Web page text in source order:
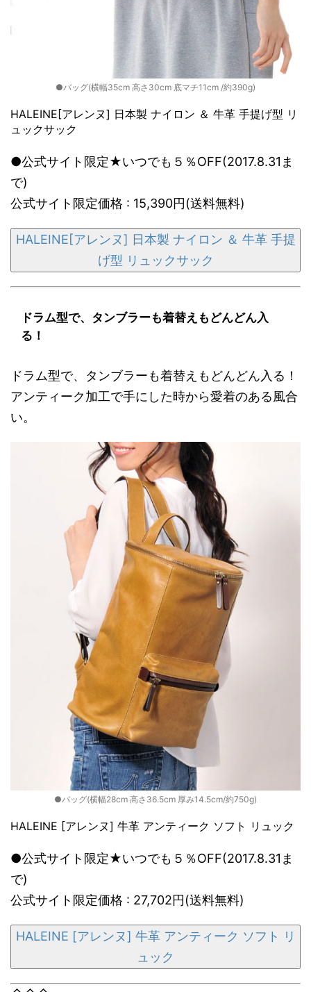
●バッグ(横幅35cm 高さ30cm 底マチ11cm /約390g)
HALEINE[アレンヌ] 日本製 ナイロン ＆ 牛革 手提げ型 リ
ュックサック
●公式サイト限定★いつでも５％OFF(2017.8.31ま
で)
公式サイト限定価格 : 15,390円(送料無料)
HALEINE[アレンヌ] 日本製 ナイロン ＆ 牛革 手提
げ型 リュックサック
ドラム型で、タンブラーも着替えもどんどん入
る！
ドラム型で、タンブラーも着替えもどんどん入る！
アンティーク加工で手にした時から愛着のある風合
い。
●バッグ(横幅28cm 高さ36.5cm 厚み14.5cm/約750g)
HALEINE [アレンヌ] 牛革 アンティーク ソフト リュック
●公式サイト限定★いつでも５％OFF(2017.8.31ま
で)
公式サイト限定価格 : 27,702円(送料無料)
HALEINE [アレンヌ] 牛革 アンティーク ソフト リ
ュック